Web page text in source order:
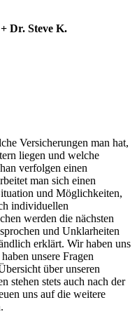
Dr. Steve K.
Versicherungen man hat,
liegen und welche
verfolgen einen
man sich einen
und Möglichkeiten,
individuellen
werden die nächsten
und Unklarheiten
erklärt. Wir haben uns
unsere Fragen
über unseren
stehen stets auch nach der
uns auf die weitere